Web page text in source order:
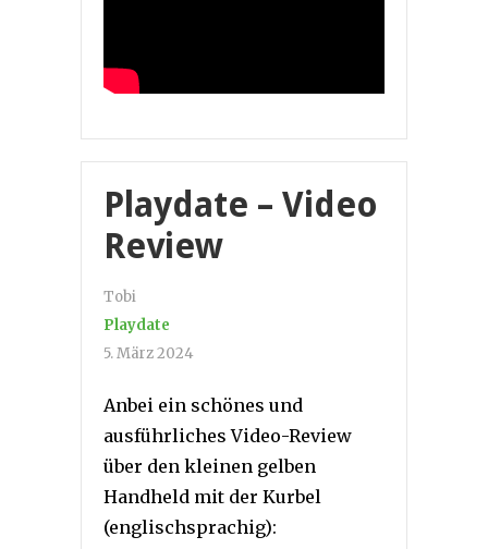
Playdate – Video
Review
Tobi
Playdate
5. März 2024
Anbei ein schönes und
ausführliches Video-Review
über den kleinen gelben
Handheld mit der Kurbel
(englischsprachig):